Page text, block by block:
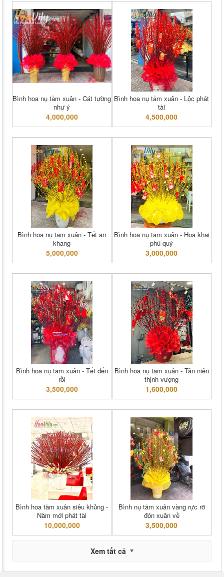
Bình hoa nụ tầm xuân - Cát tường
như ý
4,000,000
Bình hoa nụ tầm xuân - Lộc phát
tài
4,500,000
Bình hoa nụ tầm xuân - Tết an
khang
5,000,000
Bình hoa nụ tầm xuân - Hoa khai
phú quý
3,000,000
Bình hoa nụ tầm xuân - Tết đến
rồi
3,500,000
Bình hoa nụ tầm xuân - Tân niên
thịnh vượng
1,600,000
Bình hoa tầm xuân siêu khủng -
Năm mới phát tài
10,000,000
Bình nụ tầm xuân vàng rực rỡ
đón xuân về
3,500,000
Xem tất cả